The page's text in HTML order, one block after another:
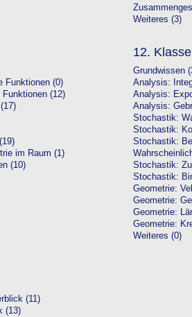
Weiteres (3)
Funktionen (0)
(12)
im Raum (1)
(10)
12. Klasse
Grundwissen
Analysis:
Analysis:
Analysis:
Stochastik:
Stochastik:
Stochastik:
Stochastik:
Stochastik:
Geometrie:
Geometrie:
Geometrie:
Geometrie:
Weiteres (0)
(11)
(13)